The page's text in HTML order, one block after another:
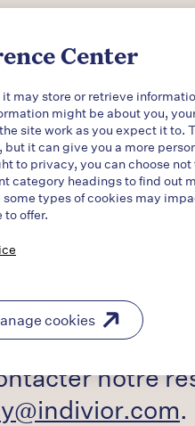
indésirables
à garantir
toutes les
aux
un effet
en
notre
.
Center
may store or retrieve
might be about you,
site work as you expect it to.
it can give you a more
to privacy, you can choose
category headings to find out
types of cookies may
to offer.
cookies